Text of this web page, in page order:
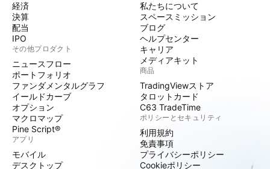
経済
決算
配当
IPO
その他プロダクト
ニュースフロー
ポートフォリオ
ファンダメンタルグラフ
イールドカーブ
オプション
マクロマップ
Pine Script®
アプリ
モバイル
デスクトップ
私たちについて
スペースミッション
ブログ
ヘルプセンター
キャリア
メディアキット
商品
TradingViewストア
タロットカード
C63 TradeTime
ポリシーとセキュリティ
利用規約
免責事項
プライバシーポリシー
Cookieポリシー